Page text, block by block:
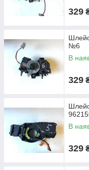
329
№6
В
329
В
329